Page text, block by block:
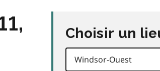
Choisir un